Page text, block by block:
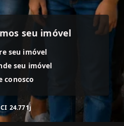
seu imóvel
seu imóvel
seu imóvel
conosco
24.771j